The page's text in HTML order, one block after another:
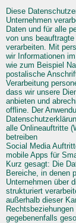
Diese
Unternehmen
Daten und für alle
von uns
verarbeiten. Mit
wir Informationen
wie zum Beispiel
postalische
Verarbeitung
dass wir unsere
anbieten und
offline. Der
alle Onlineauftritte
betreiben
Social Media
mobile Apps für
Kurz gesagt: Die
Bereiche, in denen
Unternehmen über
strukturiert
außerhalb dieser
gegebenenfalls